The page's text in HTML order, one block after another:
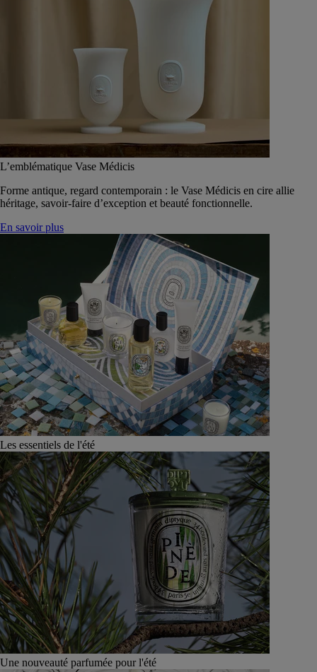
L’emblématique Vase Médicis
Forme antique, regard contemporain : le Vase Médicis en cire allie
héritage, savoir-faire d’exception et beauté fonctionnelle.
En savoir plus
Les essentiels de l'été
Une nouveauté parfumée pour l'été